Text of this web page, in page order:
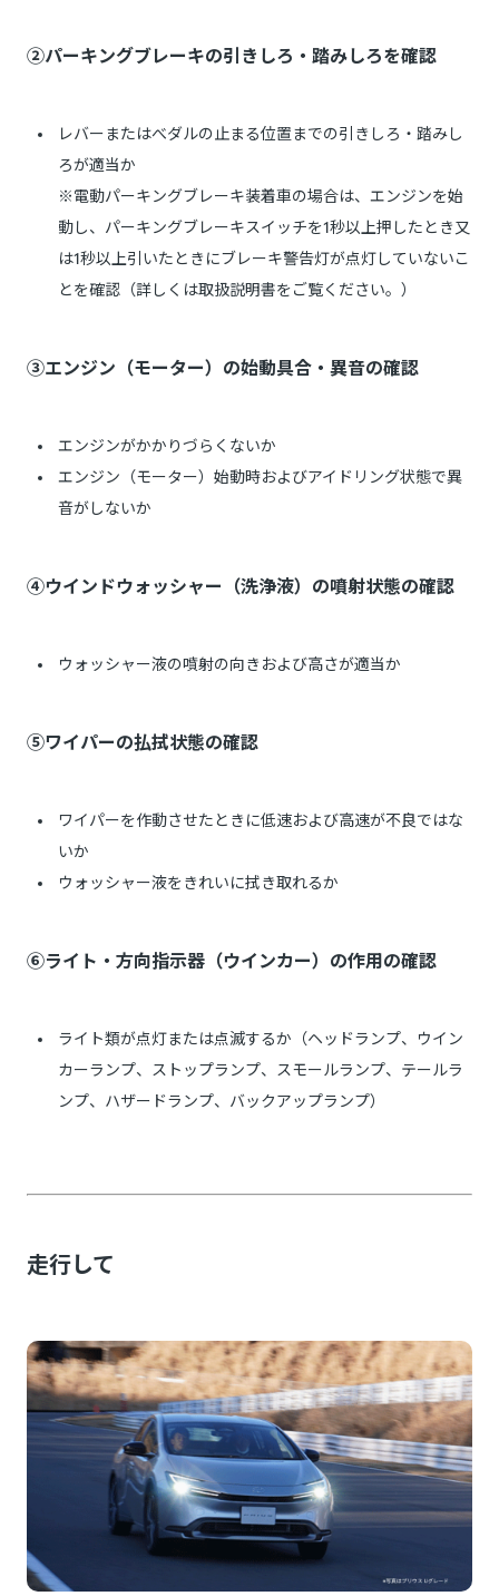
②パーキングブレーキの引きしろ・踏みしろを確認
レバーまたはべダルの止まる位置までの引きしろ・踏みし
ろが適当か
※電動パーキングブレーキ装着車の場合は、エンジンを始
動し、パーキングブレーキスイッチを1秒以上押したとき又
は1秒以上引いたときにブレーキ警告灯が点灯していないこ
とを確認（詳しくは取扱説明書をご覧ください。）
③エンジン（モーター）の始動具合・異音の確認
エンジンがかかりづらくないか
エンジン（モーター）始動時およびアイドリング状態で異
音がしないか
④ウインドウォッシャー（洗浄液）の噴射状態の確認
ウォッシャー液の噴射の向きおよび高さが適当か
⑤ワイパーの払拭状態の確認
ワイパーを作動させたときに低速および高速が不良ではな
いか
ウォッシャー液をきれいに拭き取れるか
⑥ライト・方向指示器（ウインカー）の作用の確認
ライト類が点灯または点滅するか（ヘッドランプ、ウイン
カーランプ、ストップランプ、スモールランプ、テールラ
ンプ、ハザードランプ、バックアップランプ）
走行して